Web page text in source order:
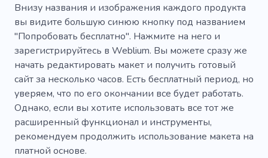
Внизу названия и изображения каждого продукта
вы видите большую синюю кнопку под названием
"Попробовать бесплатно". Нажмите на него и
зарегистрируйтесь в Weblium. Вы можете сразу же
начать редактировать макет и получить готовый
сайт за несколько часов. Есть бесплатный период, но
уверяем, что по его окончании все будет работать.
Однако, если вы хотите использовать все тот же
расширенный функционал и инструменты,
рекомендуем продолжить использование макета на
платной основе.